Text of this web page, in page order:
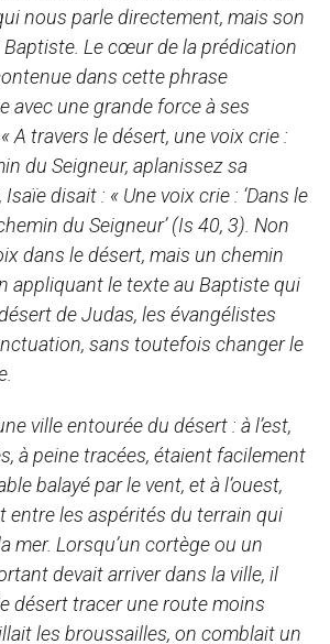
nous parle directement, mais son
Baptiste. Le cœur de la prédication
dans cette phrase
avec une grande force à ses
A travers le désert, une voix crie :
du Seigneur, aplanissez sa
disait : « Une voix crie : ‘Dans le
du Seigneur’ (Is 40, 3). Non
dans le désert, mais un chemin
appliquant le texte au Baptiste qui
de Judas, les évangélistes
sans toutefois changer le
ville entourée du désert : à l’est,
à peine tracées, étaient facilement
balayé par le vent, et à l’ouest,
entre les aspérités du terrain qui
mer. Lorsqu’un cortège ou un
devait arriver dans la ville, il
désert tracer une route moins
les broussailles, on comblait un